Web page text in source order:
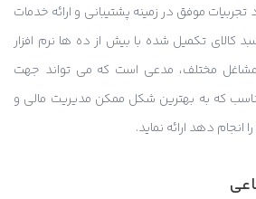
موفق در زمینه پشتیبانی و ارائه خدمات
تکمیل شده با بیش از ده ها نرم افزار
مختلف، مدعی است که می تواند جهت
که به بهترین شکل ممکن مدیریت مالی و
انجام دهد ارائه نماید.